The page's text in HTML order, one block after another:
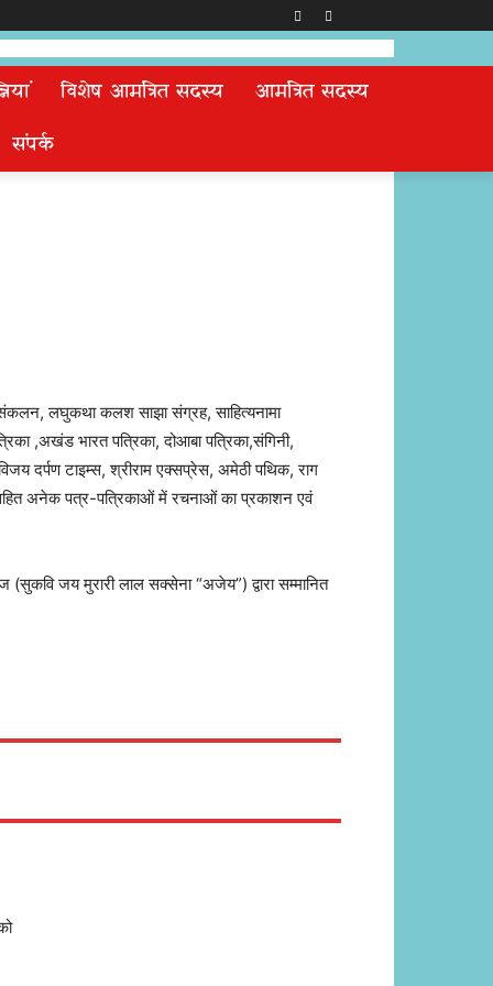
विशेष आमंत्रित सदस्य
आमंत्रित सदस्य
संपर्क
लघुकथा कलश साझा संग्रह, साहित्यनामा
,अखंड भारत पत्रिका, दोआबा पत्रिका,संगिनी,
दर्पण टाइम्स, श्रीराम एक्सप्रेस, अमेठी पथिक, राग
सहित अनेक पत्र-पत्रिकाओं में रचनाओं का प्रकाशन एवं
(सुकवि जय मुरारी लाल सक्सेना “अजेय”) द्वारा सम्मानित